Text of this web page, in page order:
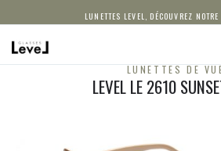
LUNETTES LEVEL, DÉCOUVREZ
LUNETTES DE
LEVEL LE 2610